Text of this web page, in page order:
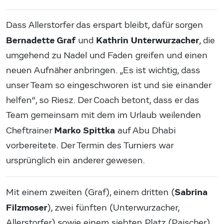
Dass Allerstorfer das erspart bleibt, dafür sorgen
Bernadette Graf und Kathrin Unterwurzacher, die
umgehend zu Nadel und Faden greifen und einen
neuen Aufnäher anbringen. „Es ist wichtig, dass
unser Team so eingeschworen ist und sie einander
helfen“, so Riesz. Der Coach betont, dass er das
Team gemeinsam mit dem im Urlaub weilenden
CheftrainerMarko Spittka auf Abu Dhabi
vorbereitete. Der Termin des Turniers war
ursprünglich ein anderer gewesen.
Mit einem zweiten (Graf), einem dritten (Sabrina
Filzmoser), zwei fünften (Unterwurzacher,